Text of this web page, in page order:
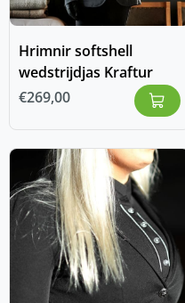
Hrimnir softshell
wedstrijdjas Kraftur
€269,00